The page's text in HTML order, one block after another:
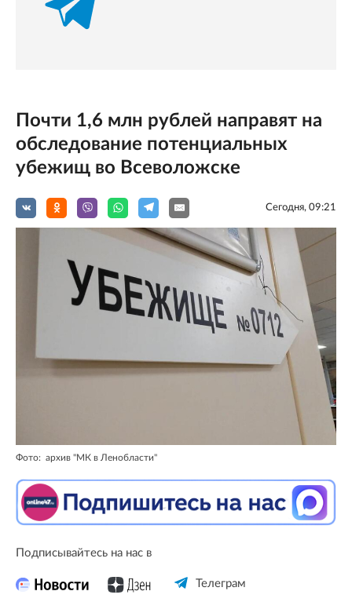
Почти 1,6 млн рублей направят на
обследование потенциальных
убежищ во Всеволожске
Сегодня, 09:21
Фото: архив "МК в Ленобласти"
Подписывайтесь на нас в
Телеграм